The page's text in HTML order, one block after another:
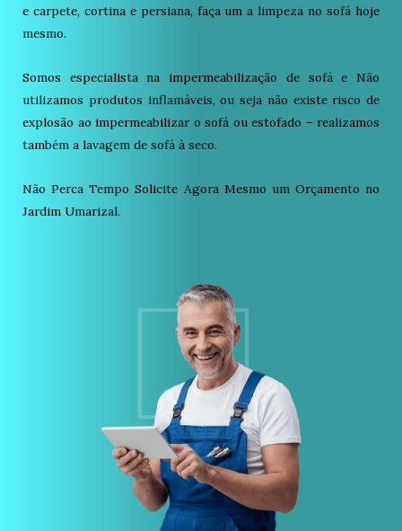
e carpete, cortina e persiana, faça um a limpeza no sofá hoje
mesmo.
Somos especialista na impermeabilização de sofá e Não
utilizamos produtos inflamáveis, ou seja não existe risco de
explosão ao impermeabilizar o sofá ou estofado – realizamos
também a lavagem de sofá à seco.
Não Perca Tempo Solicite Agora Mesmo um Orçamento no
Jardim Umarizal.